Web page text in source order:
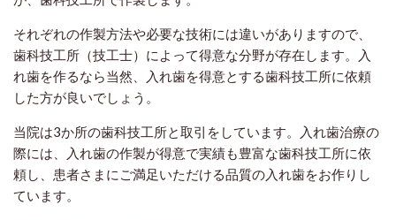
それぞれの作製方法や必要な技術には違いがありますので、
歯科技工所（技工士）によって得意な分野が存在します。入
れ歯を作るなら当然、入れ歯を得意とする歯科技工所に依頼
した方が良いでしょう。
当院は3か所の歯科技工所と取引をしています。入れ歯治療の
際には、入れ歯の作製が得意で実績も豊富な歯科技工所に依
頼し、患者さまにご満足いただける品質の入れ歯をお作りし
ています。